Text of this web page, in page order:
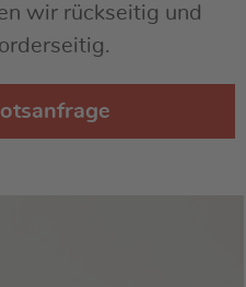
wir rückseitig und